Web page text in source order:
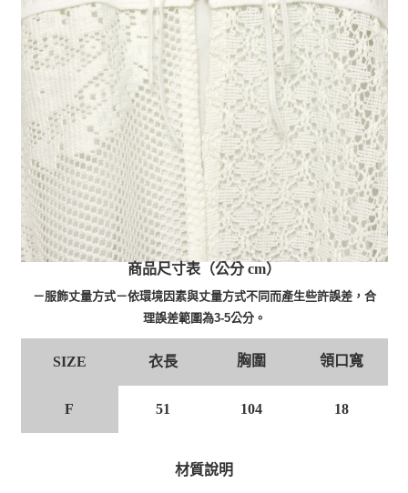
商品尺寸表（公分 cm）
－服飾丈量方式－依環境因素與丈量方式不同而產生些許誤差，合
理誤差範圍為3-5公分。
SIZE 衣長 胸圍 領口寬
F 51 104 18
材質說明